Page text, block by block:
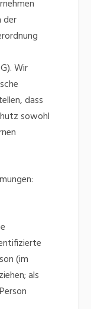
der
Wir
dass
sowohl
(im
als